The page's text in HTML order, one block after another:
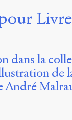
dans la
de
André